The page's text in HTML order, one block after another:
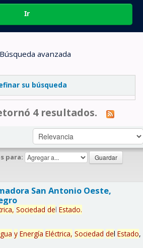
Ir
Búsqueda avanzada
su búsqueda
4 resultados.
para:
San Antonio Oeste,
Sociedad del Estado.
y Energía Eléctrica, Sociedad del Estado,